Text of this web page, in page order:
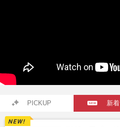
PICKUP 新着